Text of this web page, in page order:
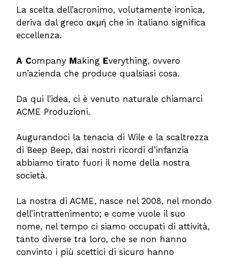
La scelta dell’acronimo, volutamente ironica,
deriva dal greco ακμή che in italiano significa
eccellenza.
A Company Making Everything, ovvero
un’azienda che produce qualsiasi cosa.
Da qui l’idea, ci è venuto naturale chiamarci
ACME Produzioni.
Augurandoci la tenacia di Wile e la scaltrezza
di Beep Beep, dai nostri ricordi d’infanzia
abbiamo tirato fuori il nome della nostra
società.
La nostra di ACME, nasce nel 2008, nel mondo
dell’intrattenimento; e come vuole il suo
nome, nel tempo ci siamo occupati di attività,
tanto diverse tra loro, che se non hanno
convinto i più scettici di sicuro hanno